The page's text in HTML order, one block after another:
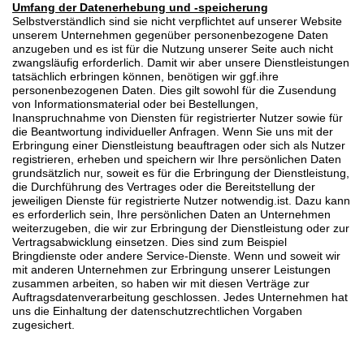
Umfang der Datenerhebung und -speicherung
Selbstverständlich sind sie nicht verpflichtet auf unserer Website
unserem Unternehmen gegenüber personenbezogene Daten
anzugeben und es ist für die Nutzung unserer Seite auch nicht
zwangsläufig erforderlich. Damit wir aber unsere Dienstleistungen
tatsächlich erbringen können, benötigen wir ggf.ihre
personenbezogenen Daten. Dies gilt sowohl für die Zusendung
von Informationsmaterial oder bei Bestellungen,
Inanspruchnahme von Diensten für registrierter Nutzer sowie für
die Beantwortung individueller Anfragen. Wenn Sie uns mit der
Erbringung einer Dienstleistung beauftragen oder sich als Nutzer
registrieren, erheben und speichern wir Ihre persönlichen Daten
grundsätzlich nur, soweit es für die Erbringung der Dienstleistung,
die Durchführung des Vertrages oder die Bereitstellung der
jeweiligen Dienste für registrierte Nutzer notwendig.ist. Dazu kann
es erforderlich sein, Ihre persönlichen Daten an Unternehmen
weiterzugeben, die wir zur Erbringung der Dienstleistung oder zur
Vertragsabwicklung einsetzen. Dies sind zum Beispiel
Bringdienste oder andere Service-Dienste. Wenn und soweit wir
mit anderen Unternehmen zur Erbringung unserer Leistungen
zusammen arbeiten, so haben wir mit diesen Verträge zur
Auftragsdatenverarbeitung geschlossen. Jedes Unternehmen hat
uns die Einhaltung der datenschutzrechtlichen Vorgaben
zugesichert.